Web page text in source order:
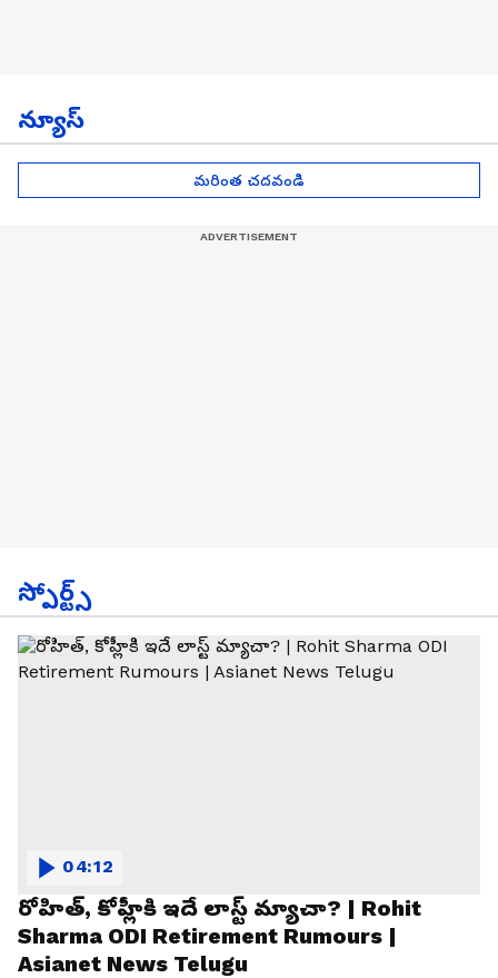
న్యూస్
మరింత చదవండి
స్పోర్ట్స్
రోహిత్, కోహ్లీకి ఇదే లాస్ట్ మ్యాచా? | Rohit
Sharma ODI Retirement Rumours |
Asianet News Telugu
04:12